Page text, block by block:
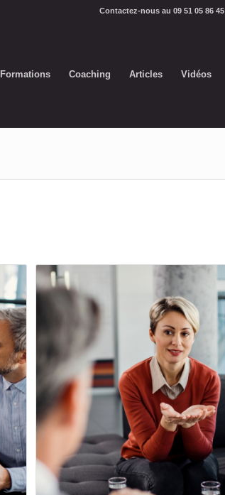
Contactez-nous au 09 51 05 86 45
Formations Coaching Articles Vidéos